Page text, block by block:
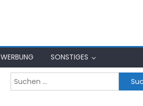
WERBUNG SONSTIGES
Suchen nach: